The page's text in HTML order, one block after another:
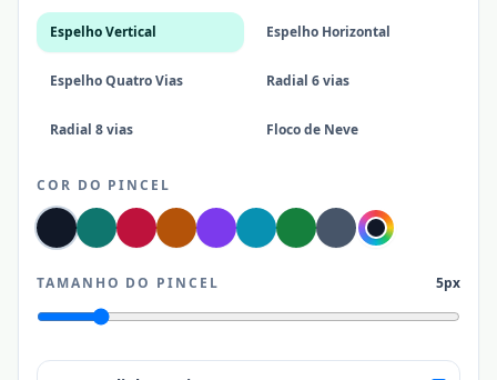
Espelho Vertical Espelho Horizontal
Espelho Quatro Vias Radial 6 vias
Radial 8 vias Floco de Neve
COR DO PINCEL
TAMANHO DO PINCEL 5px